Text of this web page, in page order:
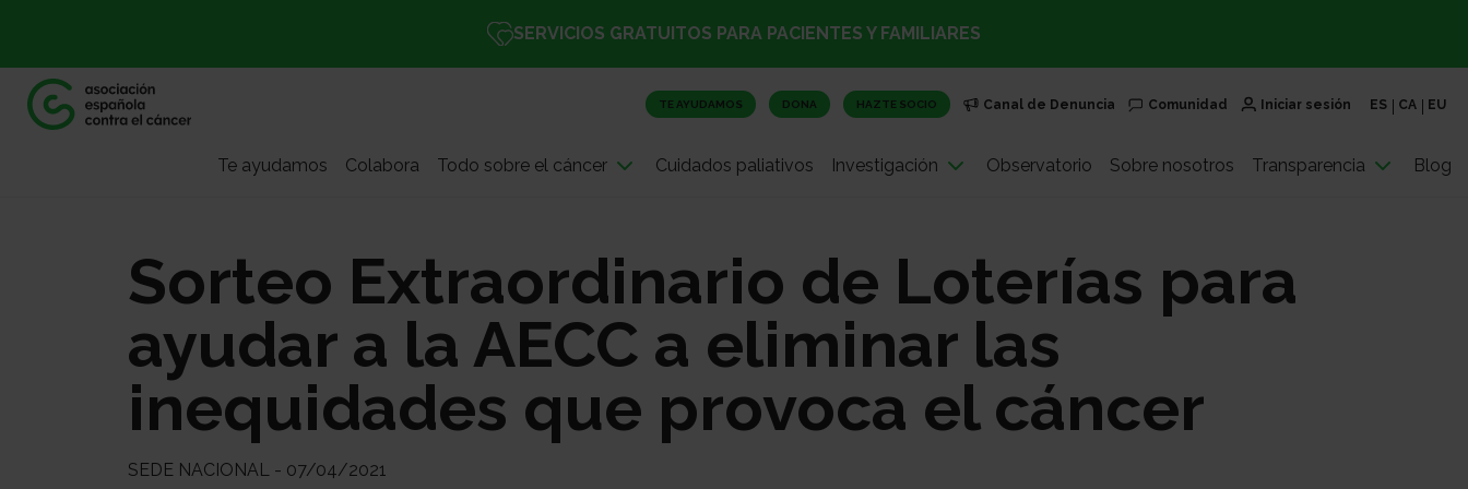
SERVICIOS GRATUITOS PARA PACIENTES Y FAMILIARES
TE AYUDAMOS DONA HAZTE SOCIO Canal de Denuncia Comunidad Iniciar sesión ES CA EU
Te ayudamos Colabora Todo sobre el cáncer Cuidados paliativos Investigación Observatorio Sobre nosotros Transparencia Blog
Sorteo Extraordinario de Loterías para
ayudar a la AECC a eliminar las
inequidades que provoca el cáncer
SEDE NACIONAL - 07/04/2021